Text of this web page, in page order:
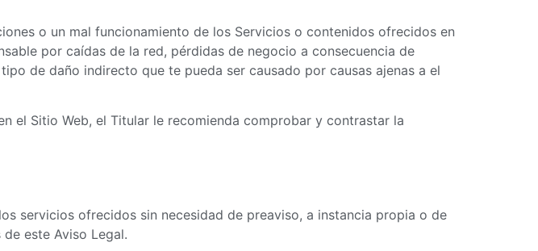
o un mal funcionamiento de los Servicios o contenidos ofrecidos en
por caídas de la red, pérdidas de negocio a consecuencia de
de daño indirecto que te pueda ser causado por causas ajenas a el
el Sitio Web, el Titular le recomienda comprobar y contrastar la
servicios ofrecidos sin necesidad de preaviso, a instancia propia o de
este Aviso Legal.